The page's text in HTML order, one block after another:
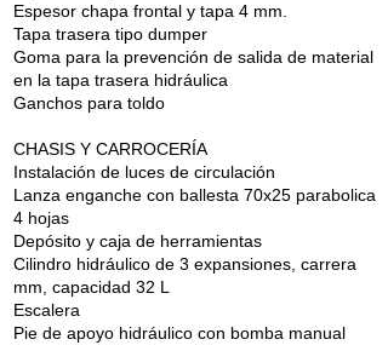
Espesor chapa frontal y tapa 4 mm.
Tapa trasera tipo dumper
Goma para la prevención de salida de material
en la tapa trasera hidráulica
Ganchos para toldo
CHASIS Y CARROCERÍA
Instalación de luces de circulación
Lanza enganche con ballesta 70x25 parabolica
4 hojas
Depósito y caja de herramientas
Cilindro hidráulico de 3 expansiones, carrera
mm, capacidad 32 L
Escalera
Pie de apoyo hidráulico con bomba manual